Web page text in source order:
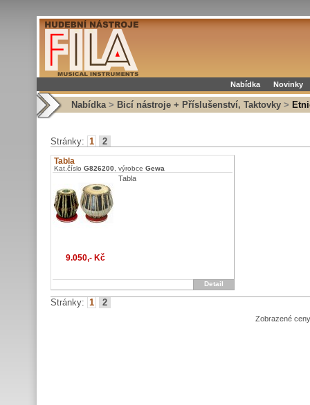
Nabídka Novinky
Nabídka > Bicí nástroje + Příslušenství, Taktovky >
Stránky: 1 2
Tabla
Kat.číslo G826200 , výrobce Gewa
Tabla
9.050,- Kč
Detail
Stránky: 1 2
Zobrazené